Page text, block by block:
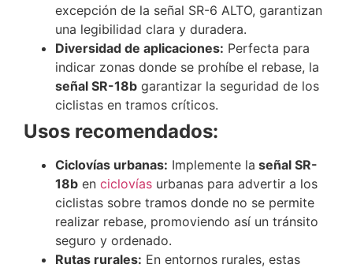
excepción de la señal SR-6 ALTO, garantizan
una legibilidad clara y duradera.
Diversidad de aplicaciones: Perfecta para
indicar zonas donde se prohíbe el rebase, la
señal SR-18b garantizar la seguridad de los
ciclistas en tramos críticos.
Usos recomendados:
Ciclovías urbanas: Implemente la señal SR-
18b en ciclovías urbanas para advertir a los
ciclistas sobre tramos donde no se permite
realizar rebase, promoviendo así un tránsito
seguro y ordenado.
Rutas rurales: En entornos rurales, estas